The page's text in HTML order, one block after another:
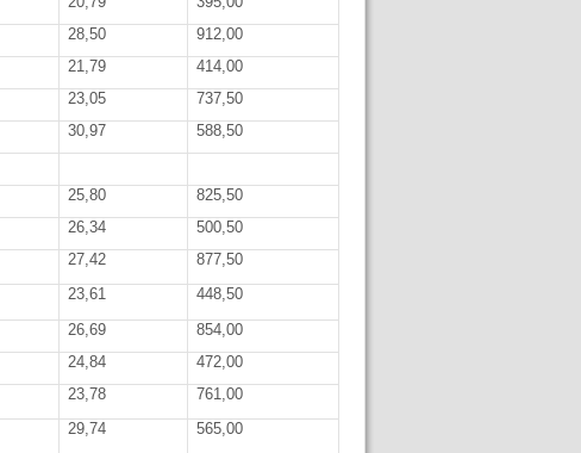
28,50
912,00
21,79
414,00
23,05
737,50
30,97
588,50
25,80
825,50
26,34
500,50
27,42
877,50
23,61
448,50
26,69
854,00
24,84
472,00
23,78
761,00
29,74
565,00